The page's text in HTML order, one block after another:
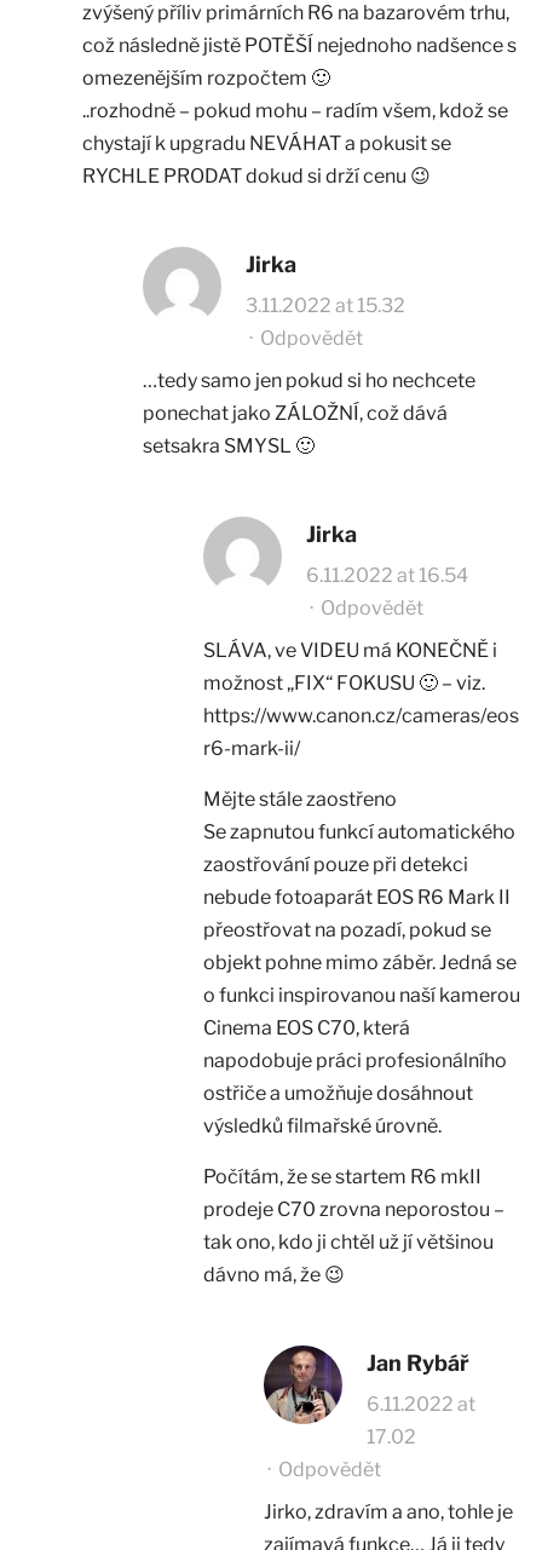
zvýšený příliv primárních R6 na bazarovém trhu,
což následně jistě POTĚŠÍ nejednoho nadšence s
omezenějším rozpočtem 🙂
..rozhodně – pokud mohu – radím všem, kdož se
chystají k upgradu NEVÁHAT a pokusit se
RYCHLE PRODAT dokud si drží cenu 😉
Jirka
3.11.2022 at 15.32
· Odpovědět
…tedy samo jen pokud si ho nechcete
ponechat jako ZÁLOŽNÍ, což dává
setsakra SMYSL 🙂
Jirka
6.11.2022 at 16.54
· Odpovědět
SLÁVA, ve VIDEU má KONEČNĚ i
možnost „FIX“ FOKUSU 🙂 – viz.
https://www.canon.cz/cameras/eos-
r6-mark-ii/
Mějte stále zaostřeno
Se zapnutou funkcí automatického
zaostřování pouze při detekci
nebude fotoaparát EOS R6 Mark II
přeostřovat na pozadí, pokud se
objekt pohne mimo záběr. Jedná se
o funkci inspirovanou naší kamerou
Cinema EOS C70, která
napodobuje práci profesionálního
ostřiče a umožňuje dosáhnout
výsledků filmařské úrovně.
Počítám, že se startem R6 mkII
prodeje C70 zrovna neporostou –
tak ono, kdo ji chtěl už jí většinou
dávno má, že 😉
Jan Rybář
6.11.2022 at
17.02
· Odpovědět
Jirko, zdravím a ano, tohle je
zajímavá funkce… Já ji tedy